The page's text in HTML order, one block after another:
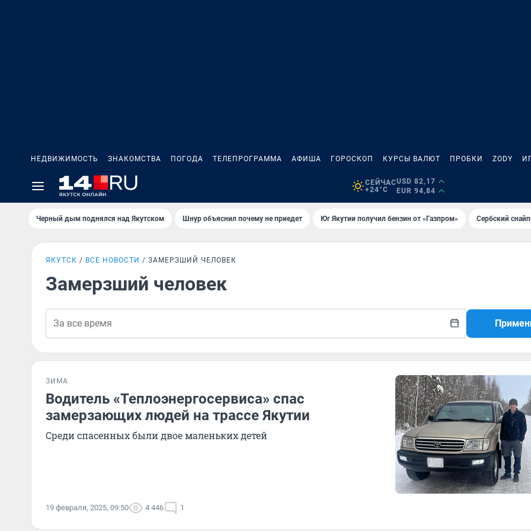
НЕДВИЖИМОСТЬ ЗНАКОМСТВА ПОГОДА ТЕЛЕПРОГРАММА АФИША ГОРОСКОП КУРСЫ ВАЛЮТ ПРОБКИ ZODY
СЕЙЧАС
+24°C
USD 82,17
EUR 94,84
Черный дым поднялся над Якутском Шнур объяснил почему не приедет Юг Якутии получил бензин от «Газпром» Сербский
ЯКУТСК ВСЕ НОВОСТИ ЗАМЕРЗШИЙ ЧЕЛОВЕК
Замерзший человек
ЗИМА
Водитель «Теплоэнергосервиса» спас
замерзающих людей на трассе Якутии
Среди спасенных были двое маленьких детей
19 февраля, 2025, 09:50 4 446 1